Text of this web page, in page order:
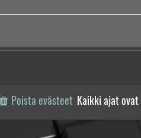
Kaikki ajat ovat
Poista evästeet